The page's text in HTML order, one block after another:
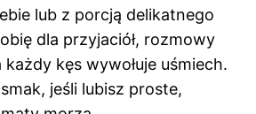
lub z porcją delikatnego
dla przyjaciół, rozmowy
każdy kęs wywołuje uśmiech.
jeśli lubisz proste,